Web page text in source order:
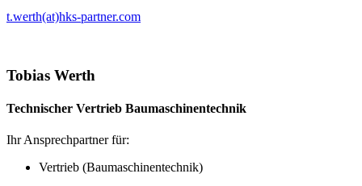
t.werth(at)hks-partner.com
Tobias Werth
Technischer Vertrieb Baumaschinentechnik
Ihr Ansprechpartner für:
Vertrieb (Baumaschinentechnik)